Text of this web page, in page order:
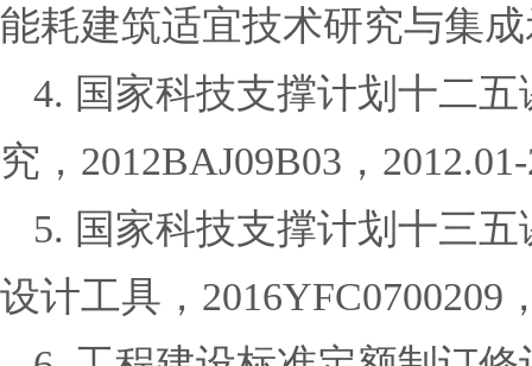
能耗建筑适宜技术研究与集
4. 国家科技支撑计划十二
究， 2012BAJ09B03 ，
5. 国家科技支撑计划十三
设计工具， 2016YFC0700209